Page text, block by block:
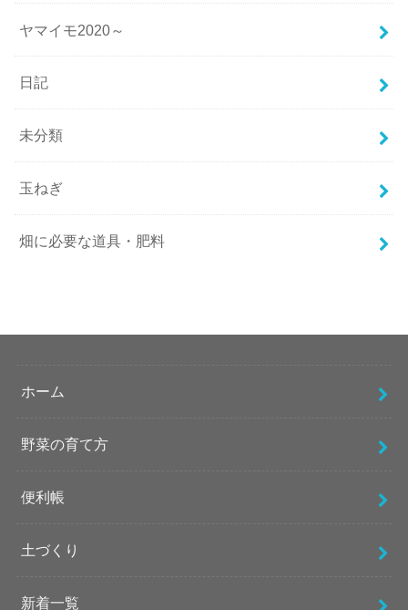
ヤマイモ2020～
日記
未分類
玉ねぎ
畑に必要な道具・肥料
ホーム
野菜の育て方
便利帳
土づくり
新着一覧